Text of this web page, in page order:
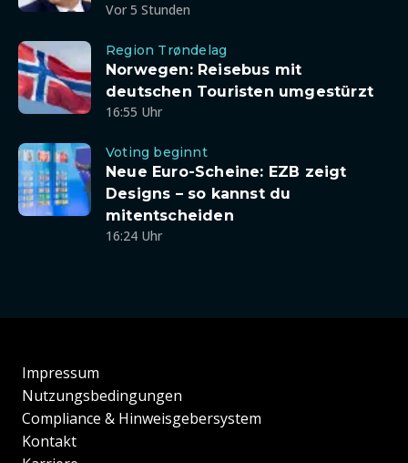
Vor 5 Stunden
Region Trøndelag
Norwegen: Reisebus mit
deutschen Touristen umgestürzt
16:55 Uhr
Voting beginnt
Neue Euro-Scheine: EZB zeigt
Designs – so kannst du
mitentscheiden
16:24 Uhr
Impressum
Nutzungsbedingungen
Compliance & Hinweisgebersystem
Kontakt